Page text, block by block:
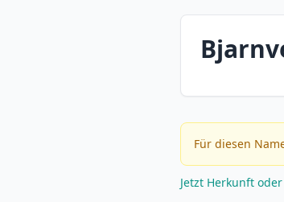
Für diesen
Jetzt Herkunft